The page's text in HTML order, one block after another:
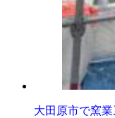
大田原市で窯